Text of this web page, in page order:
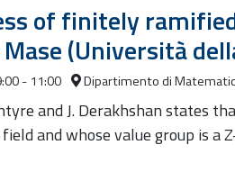
of finitely
(Università
- 11:00 Dipartimento di
and J. Derakhshan states
and whose value group is a